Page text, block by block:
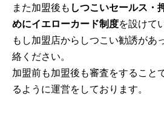
また加盟後も しつこいセールス・
めにイエローカード制度を設けて
もし加盟店からしつこい勧誘があ
絡ください。
加盟前も加盟後も審査をすること
るように運営をしております。